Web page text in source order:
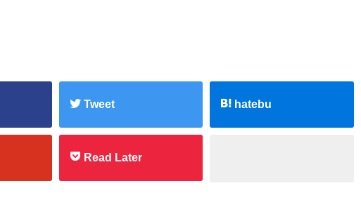
Tweet hatebu
Read Later